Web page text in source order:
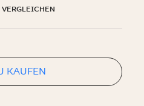
VERGLEICHEN
KAUFEN